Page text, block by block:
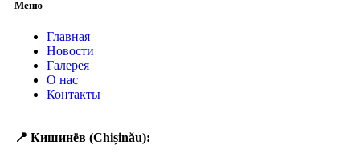
Меню
Главная
Новости
Галерея
О нас
Контакты
📍 Кишинёв (Chișinău):